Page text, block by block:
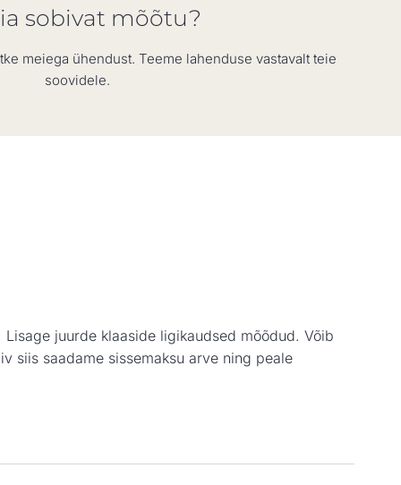
sobivat mõõtu?
meiega ühendust. Teeme lahenduse vastavalt teie
soovidele.
juurde klaaside ligikaudsed mõõdud. Võib
siis saadame sissemaksu arve ning peale